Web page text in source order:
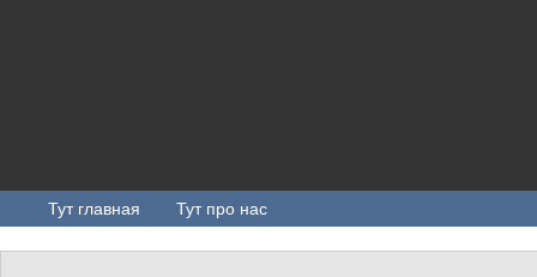
Тут главная Тут про нас